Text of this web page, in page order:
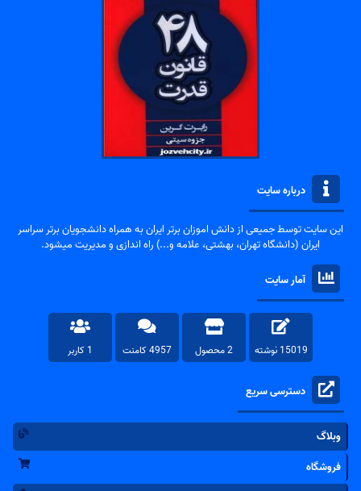
درباره سایت
این سایت توسط جمیعی از دانش اموزان برتر ایران به همراه دانشجویان برتر سراسر
ایران (دانشگاه تهران، بهشتی، علامه و...) راه اندازی و مدیریت میشود.
آمار سایت
15019 نوشته 2 محصول 4957 کامنت 1 کاربر
دسترسی سریع
وبلاگ
فروشگاه